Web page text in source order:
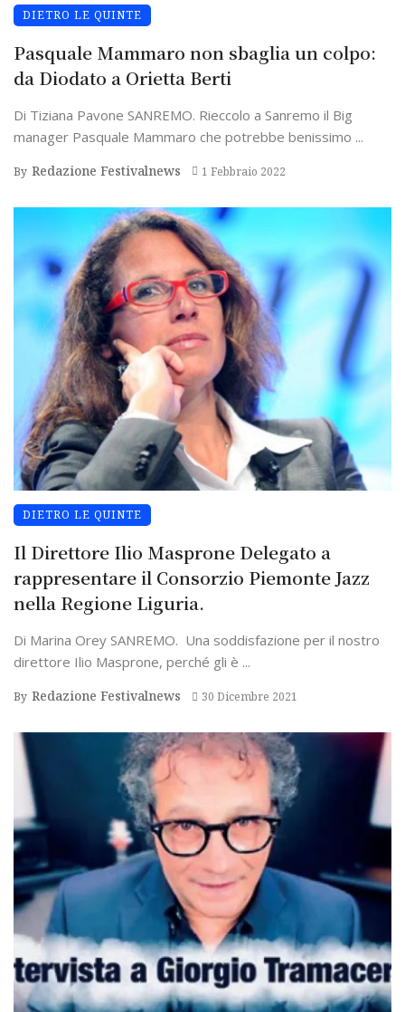
DIETRO LE QUINTE
Pasquale Mammaro non sbaglia un colpo:
da Diodato a Orietta Berti
Di Tiziana Pavone SANREMO. Rieccolo a Sanremo il Big
manager Pasquale Mammaro che potrebbe benissimo ...
By Redazione Festivalnews 1 Febbraio 2022
DIETRO LE QUINTE
Il Direttore Ilio Masprone Delegato a
rappresentare il Consorzio Piemonte Jazz
nella Regione Liguria.
Di Marina Orey SANREMO. Una soddisfazione per il nostro
direttore Ilio Masprone, perché gli è ...
By Redazione Festivalnews 30 Dicembre 2021